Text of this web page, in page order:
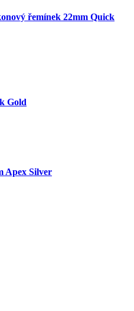
řemínek 22mm Quick
Gold
Apex Silver